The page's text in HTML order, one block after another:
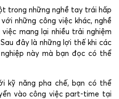
trong những nghề tay trái hấp
những công việc khác, nghề
mang lại nhiều trải nghiệm
đây là những lợi thế khi các
này mà bạn đọc có thể
kỹ năng pha chế, bạn có thể
vào công việc part-time tại